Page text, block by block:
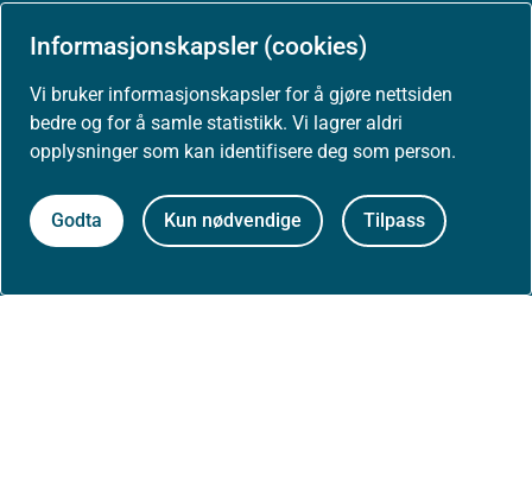
Informasjonskapsler (cookies)
Vi bruker informasjonskapsler for å gjøre nettsiden
bedre og for å samle statistikk. Vi lagrer aldri
opplysninger som kan identifisere deg som person.
Godta Kun nødvendige Tilpass
Presse
Personvernerklæring
Tilgjengelighetserklæring (uustatus.no)